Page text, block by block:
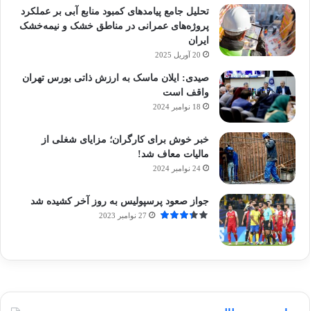
تحلیل جامع پیامدهای کمبود منابع آبی بر عملکرد
پروژه‌های عمرانی در مناطق خشک و نیمه‌خشک
ایران
20 آوریل 2025
صیدی: ایلان ماسک به ارزش ذاتی بورس تهران
واقف است
18 نوامبر 2024
خبر خوش برای کارگران؛ مزایای شغلی از
مالیات معاف شد!
24 نوامبر 2024
جواز صعود پرسپولیس به روز آخر کشیده شد
27 نوامبر 2023